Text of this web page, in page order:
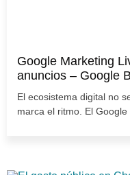
Google Marketing
anuncios – Google
El ecosistema digital no
marca el ritmo. El